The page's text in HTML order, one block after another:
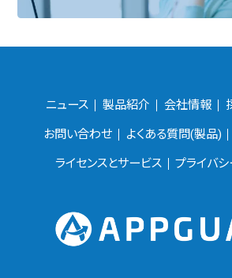
ニュース 製品紹介 会社情報
お問い合わせ よくある質問(製品)
ライセンスとサービス プライバ